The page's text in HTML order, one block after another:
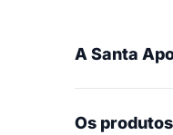
A Santa
Os